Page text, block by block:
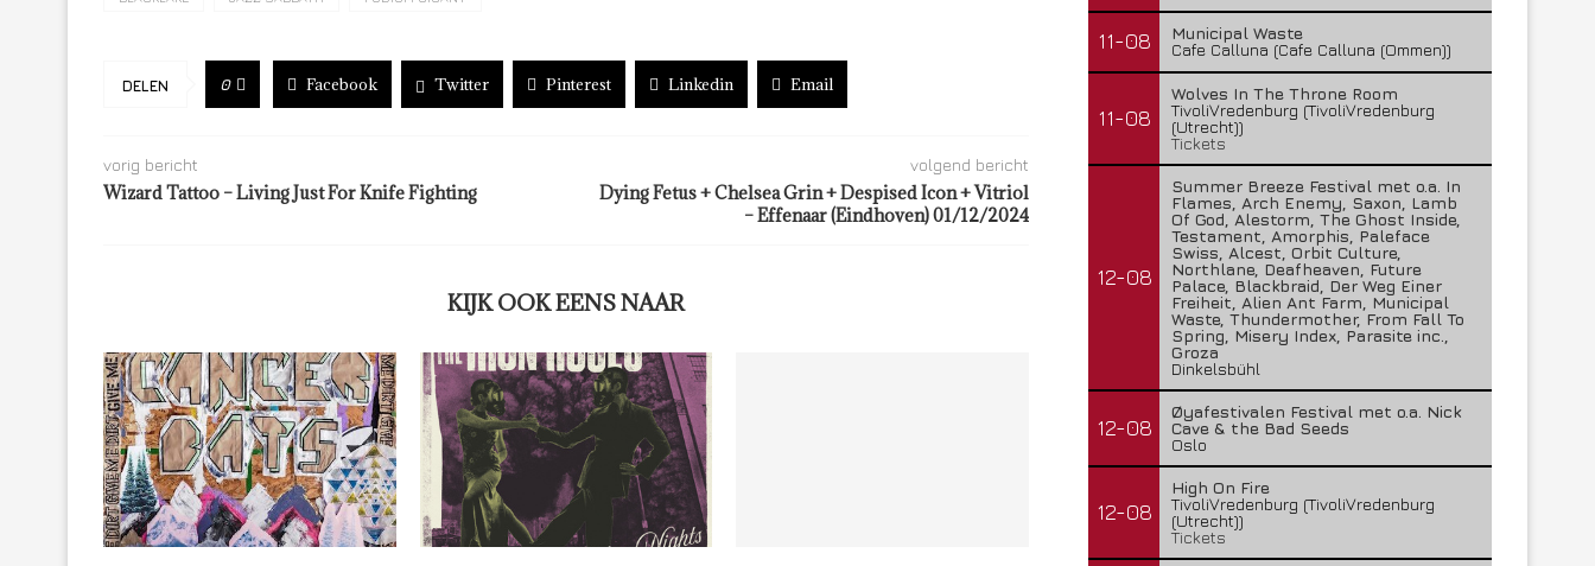
DELEN 0 Facebook Twitter Pinterest Linkedin Email
vorig bericht
Wizard Tattoo – Living Just For Knife Fighting
volgend bericht
Dying Fetus + Chelsea Grin + Despised Icon + Vitriol
– Effenaar (Eindhoven) 01/12/2024
KIJK OOK EENS NAAR
11-08
Municipal Waste
Cafe Calluna (Cafe Calluna (Ommen))
11-08
Wolves In The Throne Room
TivoliVredenburg (TivoliVredenburg
(Utrecht))
Tickets
12-08
Summer Breeze Festival met o.a. In
Flames, Arch Enemy, Saxon, Lamb
Of God, Alestorm, The Ghost Inside,
Testament, Amorphis, Paleface
Swiss, Alcest, Orbit Culture,
Northlane, Deafheaven, Future
Palace, Blackbraid, Der Weg Einer
Freiheit, Alien Ant Farm, Municipal
Waste, Thundermother, From Fall To
Spring, Misery Index, Parasite inc.,
Groza
Dinkelsbühl
12-08
Øyafestivalen Festival met o.a. Nick
Cave & the Bad Seeds
Oslo
12-08
High On Fire
TivoliVredenburg (TivoliVredenburg
(Utrecht))
Tickets